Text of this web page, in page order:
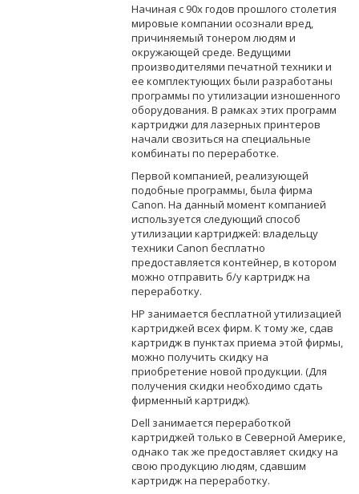
Начиная с 90х годов прошлого столетия
мировые компании осознали вред,
причиняемый тонером людям и
окружающей среде. Ведущими
производителями печатной техники и
ее комплектующих были разработаны
программы по утилизации изношенного
оборудования. В рамках этих программ
картриджи для лазерных принтеров
начали свозиться на специальные
комбинаты по переработке.
Первой компанией, реализующей
подобные программы, была фирма
Canon. На данный момент компанией
используется следующий способ
утилизации картриджей: владельцу
техники Canon бесплатно
предоставляется контейнер, в котором
можно отправить б/у картридж на
переработку.
HP занимается бесплатной утилизацией
картриджей всех фирм. К тому же, сдав
картридж в пунктах приема этой фирмы,
можно получить скидку на
приобретение новой продукции. (Для
получения скидки необходимо сдать
фирменный картридж).
Dell занимается переработкой
картриджей только в Северной Америке,
однако так же предоставляет скидку на
свою продукцию людям, сдавшим
картридж на переработку.